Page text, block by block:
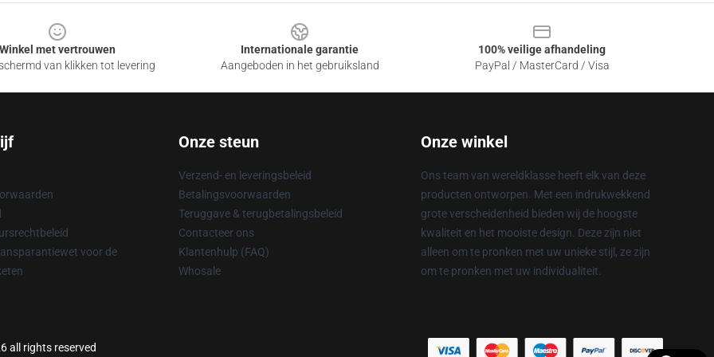
Winkel met vertrouwen
van klikken tot levering
Internationale garantie
Aangeboden in het gebruiksland
100% veilige afhandeling
PayPal / MasterCard / Visa
voor de
Onze steun
Verzend- en leveringsbeleid
Betalingsvoorwaarden
Teruggave & terugbetalingsbeleid
Contacteer ons
Klantenhulp (FAQ)
Whosale
Onze winkel
Ons team van wereldklasse heeft elk van deze
producten ontworpen. Met een indrukwekkend
grote verscheidenheid bieden wij de hoogste
kwaliteit en het mooiste design. Deze zijn niet
alleen om te pronken met uw unieke stijl, ze zijn
om te pronken met uw individualiteit.
all rights reserved